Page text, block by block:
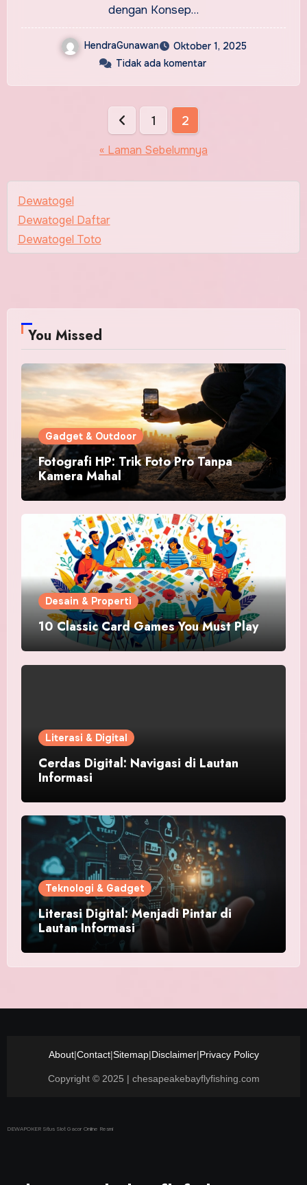
dengan Konsep…
HendraGunawan
Oktober 1, 2025
Tidak ada komentar
1 2
« Laman Sebelumnya
Dewatogel
Dewatogel Daftar
Dewatogel Toto
You Missed
Gadget & Outdoor
Fotografi HP: Trik Foto Pro Tanpa
Kamera Mahal
Desain & Properti
10 Classic Card Games You Must Play
Literasi & Digital
Cerdas Digital: Navigasi di Lautan
Informasi
Teknologi & Gadget
Literasi Digital: Menjadi Pintar di
Lautan Informasi
About|Contact|Sitemap|Disclaimer|Privacy Policy
Copyright © 2025 | chesapeakebayflyfishing.com
DEWAPOKER Situs Slot Gacor Online Resmi